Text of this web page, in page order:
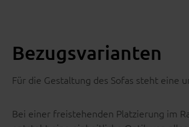
Bezugsvarianten
Für die Gestaltung des Sofas steht eine
Bei einer freistehenden Platzierung im